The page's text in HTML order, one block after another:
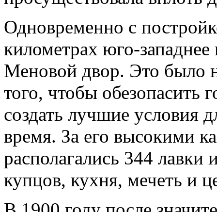
Одновременно с
километрах юго-
Меновой двор. Это было
того, чтобы обезопасить
создать лучшие условия
время. За его высокими
располагались 344
купцов, кухня, мечеть и